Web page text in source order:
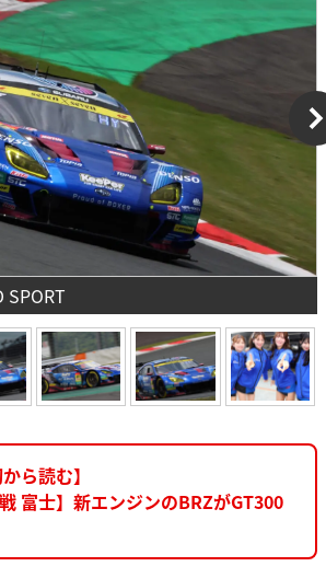
SPORT
ら読む】
戦 富士】新エンジンのBRZがGT300